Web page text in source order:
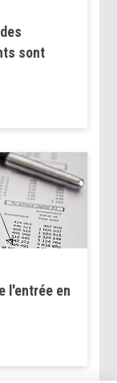
sont
l'entrée en